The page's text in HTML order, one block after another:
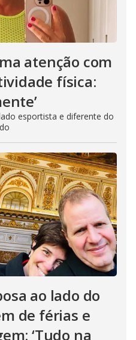
atenção com
física:
esportista e diferente do
ao lado do
de férias e
‘Tudo na